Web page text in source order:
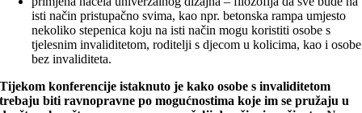
isti način pristupačno svima, kao npr. betonska rampa umjesto
nekoliko stepenica koju na isti način mogu koristiti osobe s
tjelesnim invaliditetom, roditelji s djecom u kolicima, kao i osobe
bez invaliditeta.
Tijekom konferencije istaknuto je kako osobe s invaliditetom
trebaju biti ravnopravne po mogućnostima koje im se pružaju u